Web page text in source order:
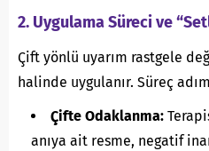
2. Uygulama Süreci ve
Çift yönlü uyarım rastgele
halinde uygulanır. Süreç
Çifte Odaklanma:
anıya ait resme, negatif